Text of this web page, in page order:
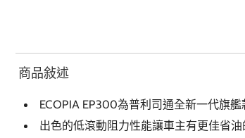
商品敍述
ECOPIA EP300為普利司通全新一代旗
出色的低滾動阻力性能讓車主有更佳省油